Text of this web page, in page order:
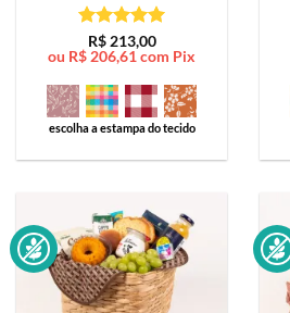
Avaliação5
de 5
R$213,00
ou R$ 206,61 com Pix
escolha a estampa do tecido